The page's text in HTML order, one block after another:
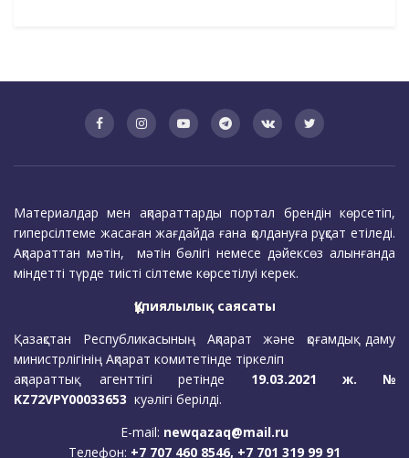
Материалдар мен ақпараттарды портал брендін көрсетіп,
гиперсілтеме жасаған жағдайда ғана қолдануға рұқсат етіледі.
Ақпараттан мәтін, мәтін бөлігі немесе дәйексөз алынғанда
міндетті түрде тиісті сілтеме көрсетілуі керек.
Құпиялылық саясаты
Қазақстан Республикасының Ақпарат және қоғамдық даму
министрлігінің Ақпарат комитетінде тіркеліп
ақпараттық агенттігі ретінде 19.03.2021 ж. №
KZ72VPY00033653 куәлігі берілді.
E-mail: newqazaq@mail.ru
Телефон: +7 707 460 8546, +7 701 319 99 91